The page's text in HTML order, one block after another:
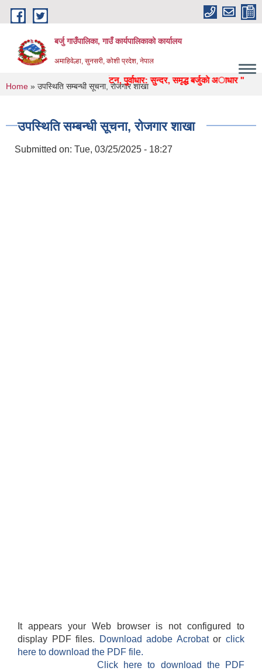
Skip to main content
बर्जु गाउँपालिका, गाउँ कार्यपालिकाको कार्यालय
अमाहिवेल्हा, सुनसरी, कोशी प्रदेश, नेपाल
शिक्षा, स्वास्थ्य, उद्याेग, पर्यटन, पुर्वाधार: सुन्दर, समृद्ध बर्जुकाे अाधार "
You are here
Home » उपस्थिति सम्बन्धी सूचना, रोजगार शाखा
उपस्थिति सम्बन्धी सूचना, रोजगार शाखा
Submitted on: Tue, 03/25/2025 - 18:27
It appears your Web browser is not configured to
display PDF files.
Download adobe Acrobatorclick
here to download the PDF file.
Click here to download the PDF